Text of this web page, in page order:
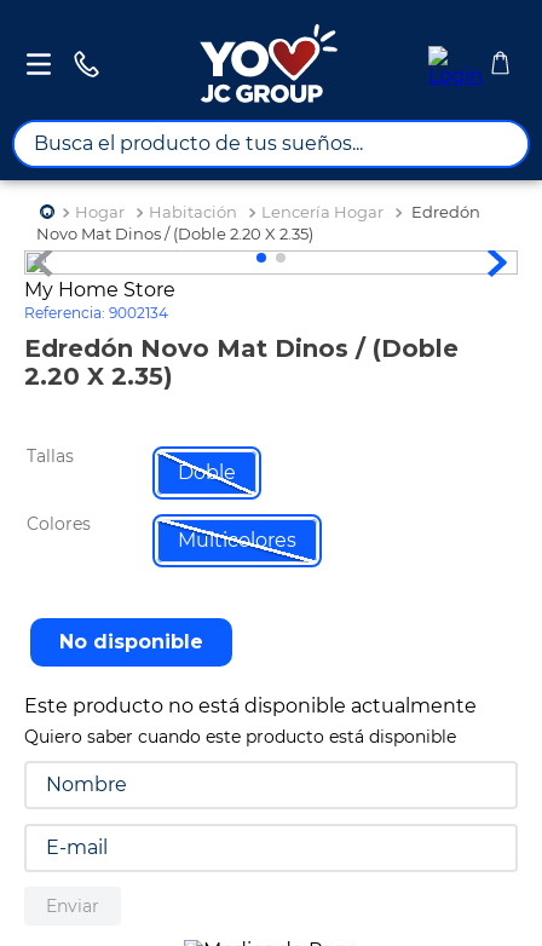
Busca el producto de tus sueños...
Hogar Habitación Lencería Hogar
Edredón
Novo Mat Dinos / (Doble 2.20 X 2.35)
My Home Store
Referencia: 9002134
Edredón Novo Mat Dinos / (Doble
2.20 X 2.35)
Tallas
Doble
Colores
Multicolores
No disponible
Este producto no está disponible actualmente
Quiero saber cuando este producto está disponible
Enviar
TÉRMINOS MÁS BUSCADOS
1.
combos
2.
maximuebles
3
4.
celulares
6.
turismo
tv
8.
impresora
9.
cine